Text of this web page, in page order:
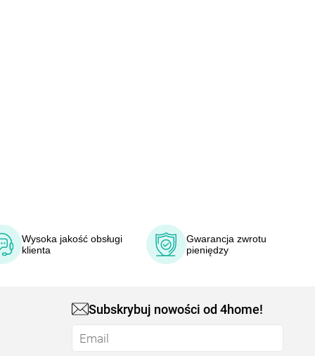
Wysoka jakość obsługi
klienta
Gwarancja zwrotu
pieniędzy
Subskrybuj nowości od 4home!